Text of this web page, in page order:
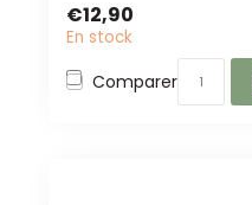
fleuristes et proj...
€12,90
En stock
Comparer